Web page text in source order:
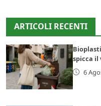
ARTICOLI RECENTI
spicca il
6